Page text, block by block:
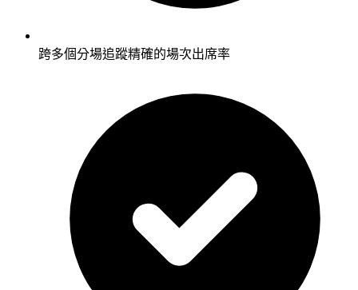
跨多個分場追蹤精確的場次出席率